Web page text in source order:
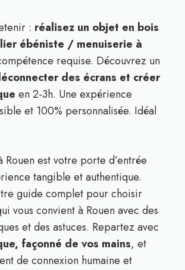
: réalisez un objet en bois
ébéniste / menuiserie à
requise. Découvrez un
des écrans et créer
en 2-3h. Une expérience
et 100% personnalisée. Idéal
Rouen est votre porte d’entrée
tangible et authentique.
guide complet pour choisir
vous convient à Rouen avec des
et des astuces. Repartez avec
façonné de vos mains, et
de connexion humaine et